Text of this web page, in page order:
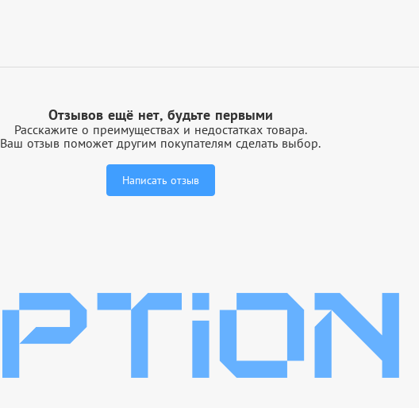
Отзывов ещё нет, будьте первыми
Расскажите о преимуществах и недостатках товара.
Ваш отзыв поможет другим покупателям сделать выбор.
Написать отзыв